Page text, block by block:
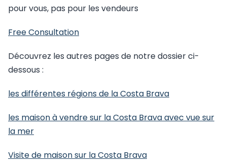
pour vous, pas pour les vendeurs
Free Consultation
Découvrez les autres pages de notre dossier ci-
dessous :
les différentes régions de la Costa Brava
les maison à vendre sur la Costa Brava avec vue sur
la mer
Visite de maison sur la Costa Brava